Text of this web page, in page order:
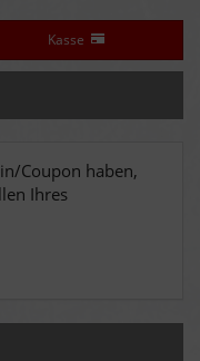
Kasse
Coupon haben,
Ihres